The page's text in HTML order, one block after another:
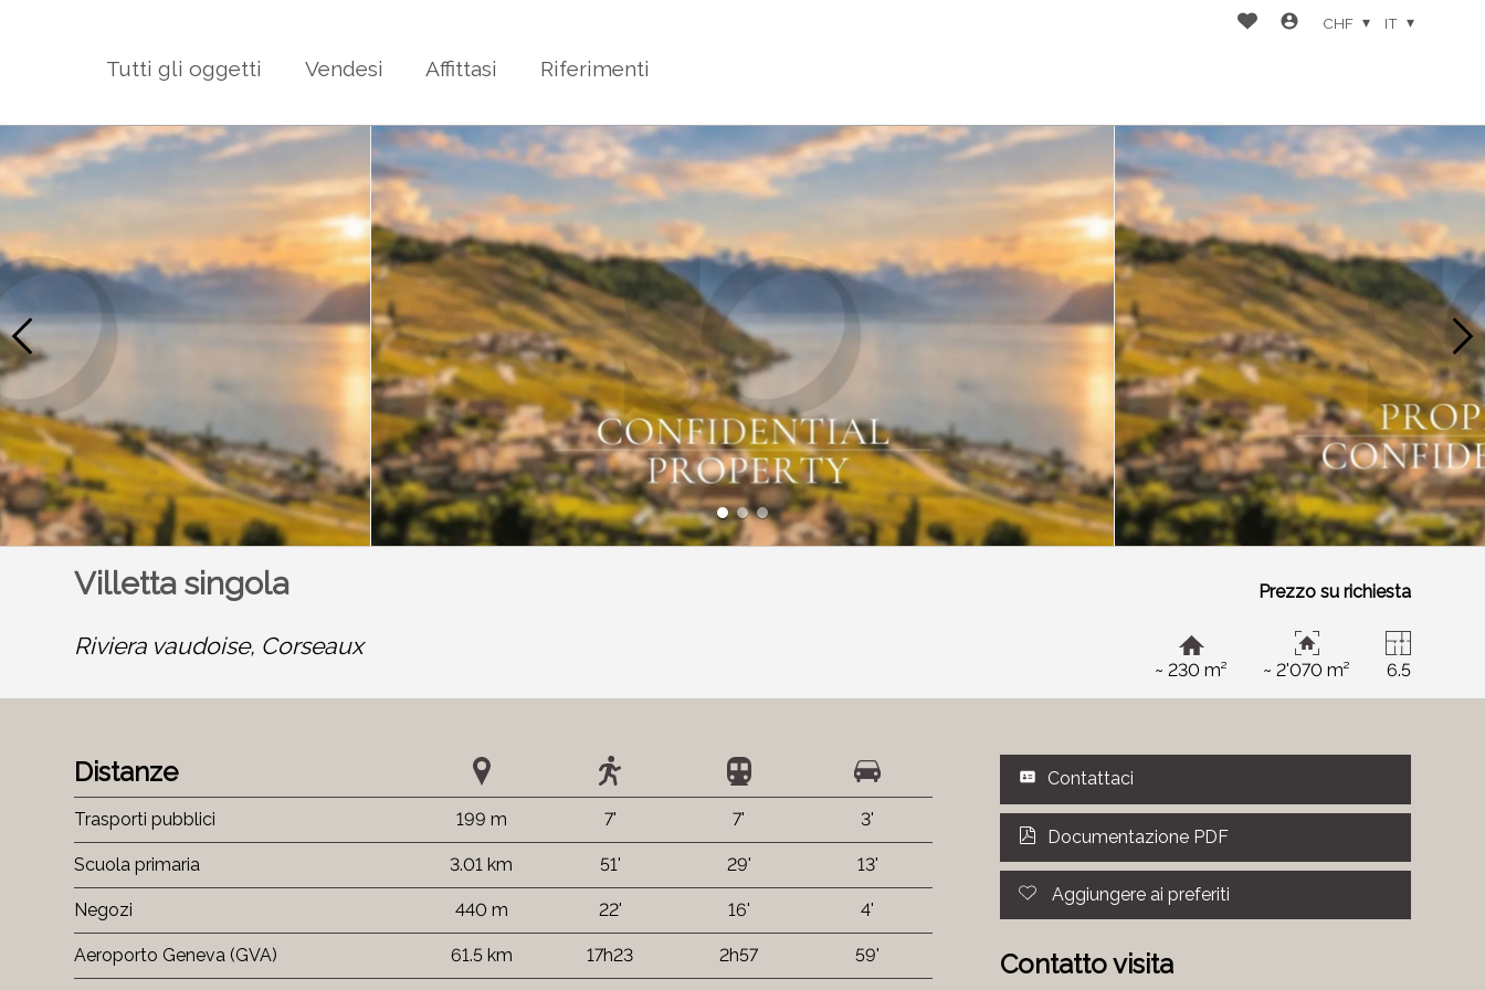
Tutti gli oggetti Vendesi Affittasi Riferimenti
CHF IT
Villetta singola Prezzo su richiesta
Riviera vaudoise, Corseaux
~ 230 m² ~ 2'070 m² 6.5
Distanze
Trasporti pubblici 199 m 7' 7' 3'
Scuola primaria 3.01 km 51' 29' 13'
Negozi 440 m 22' 16' 4'
Aeroporto Geneva (GVA) 61.5 km 17h23 2h57 59'
Contattaci
Documentazione PDF
Aggiungere ai preferiti
Contatto visita